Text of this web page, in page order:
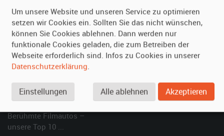
Vermieten
Oldtimer anmelden
Fotos senden
Fragen für Vermieter
Hilfe
Häufige Fragen (FAQ)
So funktioniert's
Berühmte Filmautos –
unsere Top 10 ...
Um unsere Website und unseren Service zu optimieren
setzen wir Cookies ein. Sollten Sie das nicht wünschen,
können Sie Cookies ablehnen. Dann werden nur
funktionale Cookies geladen, die zum Betreiben der
Webseite erforderlich sind. Infos zu Cookies in unserer
Datenschutzerklärung.
Einstellungen Alle ablehnen Akzeptieren